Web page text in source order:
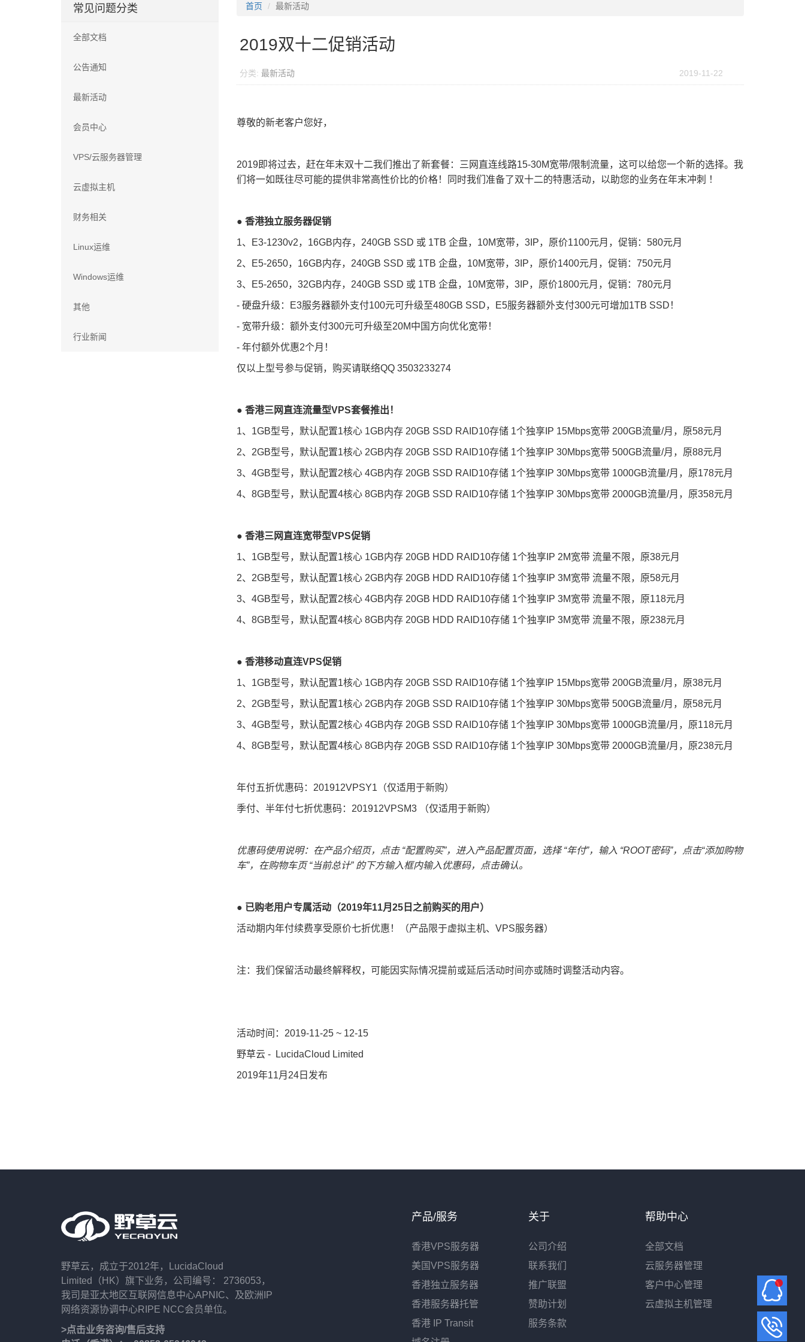
常见问题分类
全部文档
公告通知
最新活动
会员中心
VPS/云服务器管理
云虚拟主机
财务相关
Linux运维
Windows运维
其他
行业新闻
首页 最新活动
2019双十二促销活动
分类: 最新活动 2019-11-22
尊敬的新老客户您好，
2019即将过去，赶在年末双十二我们推出了新套餐：三网直连线路15-30M宽带/限制流量，这可以给您一个新的选择。我
们将一如既往尽可能的提供非常高性价比的价格！同时我们准备了双十二的特惠活动，以助您的业务在年末冲刺 ！
● 香港独立服务器促销
1、E3-1230v2，16GB内存，240GB SSD 或 1TB 企盘，10M宽带，3IP，原价1100元月，促销：580元月
2、E5-2650，16GB内存，240GB SSD 或 1TB 企盘，10M宽带，3IP，原价1400元月，促销：750元月
3、E5-2650，32GB内存，240GB SSD 或 1TB 企盘，10M宽带，3IP，原价1800元月，促销：780元月
- 硬盘升级：E3服务器额外支付100元可升级至480GB SSD，E5服务器额外支付300元可增加1TB SSD！
- 宽带升级：额外支付300元可升级至20M中国方向优化宽带！
- 年付额外优惠2个月！
仅以上型号参与促销，购买请联络QQ 3503233274
● 香港三网直连流量型VPS套餐推出！
1、1GB型号，默认配置1核心 1GB内存 20GB SSD RAID10存储 1个独享IP 15Mbps宽带 200GB流量/月，原58元月
2、2GB型号，默认配置1核心 2GB内存 20GB SSD RAID10存储 1个独享IP 30Mbps宽带 500GB流量/月，原88元月
3、4GB型号，默认配置2核心 4GB内存 20GB SSD RAID10存储 1个独享IP 30Mbps宽带 1000GB流量/月，原178元月
4、8GB型号，默认配置4核心 8GB内存 20GB SSD RAID10存储 1个独享IP 30Mbps宽带 2000GB流量/月，原358元月
● 香港三网直连宽带型VPS促销
1、1GB型号，默认配置1核心 1GB内存 20GB HDD RAID10存储 1个独享IP 2M宽带 流量不限，原38元月
2、2GB型号，默认配置1核心 2GB内存 20GB HDD RAID10存储 1个独享IP 3M宽带 流量不限，原58元月
3、4GB型号，默认配置2核心 4GB内存 20GB HDD RAID10存储 1个独享IP 3M宽带 流量不限，原118元月
4、8GB型号，默认配置4核心 8GB内存 20GB HDD RAID10存储 1个独享IP 3M宽带 流量不限，原238元月
● 香港移动直连VPS促销
1、1GB型号，默认配置1核心 1GB内存 20GB SSD RAID10存储 1个独享IP 15Mbps宽带 200GB流量/月，原38元月
2、2GB型号，默认配置1核心 2GB内存 20GB SSD RAID10存储 1个独享IP 30Mbps宽带 500GB流量/月，原58元月
3、4GB型号，默认配置2核心 4GB内存 20GB SSD RAID10存储 1个独享IP 30Mbps宽带 1000GB流量/月，原118元月
4、8GB型号，默认配置4核心 8GB内存 20GB SSD RAID10存储 1个独享IP 30Mbps宽带 2000GB流量/月，原238元月
年付五折优惠码：201912VPSY1（仅适用于新购）
季付、半年付七折优惠码：201912VPSM3 （仅适用于新购）
优惠码使用说明：在产品介绍页，点击 “配置购买”，进入产品配置页面，选择 “年付”，输入 “ROOT密码”，点击“添加购物
车”，在购物车页 “当前总计” 的下方输入框内输入优惠码，点击确认。
● 已购老用户专属活动（2019年11月25日之前购买的用户）
活动期内年付续费享受原价七折优惠！（产品限于虚拟主机、VPS服务器）
注：我们保留活动最终解释权，可能因实际情况提前或延后活动时间亦或随时调整活动内容。
活动时间：2019-11-25 ~ 12-15
野草云 - LucidaCloud Limited
2019年11月24日发布
野草云，成立于2012年，LucidaCloud
Limited（HK）旗下业务，公司编号： 2736053，
我司是亚太地区互联网信息中心APNIC、及欧洲IP
网络资源协调中心RIPE NCC会员单位。
>点击业务咨询/售后支持
产品/服务
香港VPS服务器
美国VPS服务器
香港独立服务器
香港服务器托管
香港 IP Transit
关于
公司介绍
联系我们
推广联盟
赞助计划
服务条款
帮助中心
全部文档
云服务器管理
客户中心管理
云虚拟主机管理